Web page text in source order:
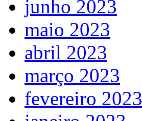
junho 2023
maio 2023
abril 2023
março 2023
fevereiro 2023